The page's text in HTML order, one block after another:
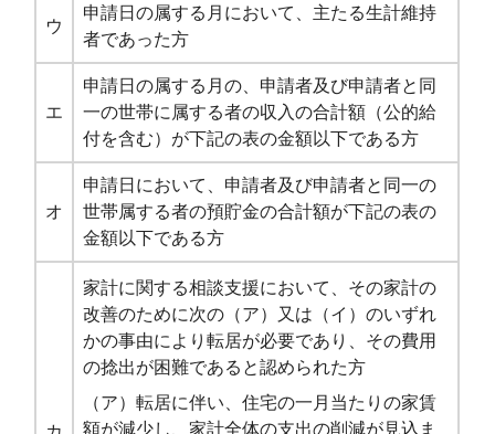
ウ
申請日の属する月において、主たる生計維持
者であった方
エ
申請日の属する月の、申請者及び申請者と同
一の世帯に属する者の収入の合計額（公的給
付を含む）が下記の表の金額以下である方
オ
申請日において、申請者及び申請者と同一の
世帯属する者の預貯金の合計額が下記の表の
金額以下である方
家計に関する相談支援において、その家計の
改善のために次の（ア）又は（イ）のいずれ
かの事由により転居が必要であり、その費用
の捻出が困難であると認められた方
（ア）転居に伴い、住宅の一月当たりの家賃
額が減少し、家計全体の支出の削減が見込ま